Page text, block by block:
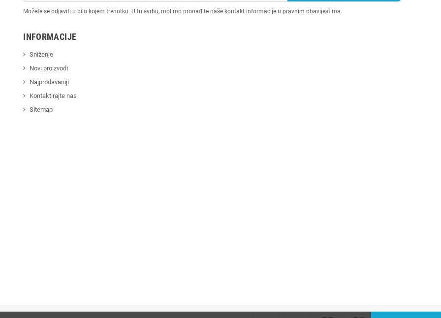
Možete se odjaviti u bilo kojem trenutku. U tu svrhu, molimo pronađite naše kontakt informacije u pravnim obavijestima.
INFORMACIJE
Sniženje
Novi proizvodi
Najprodavaniji
Kontaktirajte nas
Sitemap